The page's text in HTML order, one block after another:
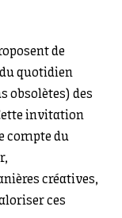
de
quotidien
obsolètes) des
invitation
compte du
créatives,
ces